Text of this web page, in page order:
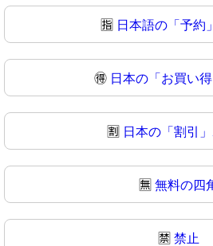
🈯 日本語の「予約
🉐 日本の「お買い
🈹 日本の「割引
🈚 無料の四
🈲 禁止